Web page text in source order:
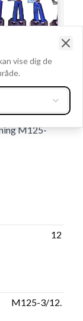
27.49,
M125-
12
M125-3/12.
vise dig de